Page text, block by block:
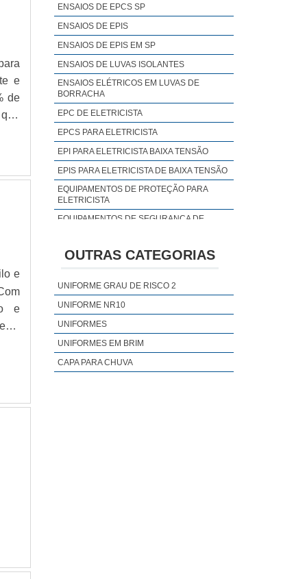
de
e
e
ENSAIOS DE EPCS SP
ENSAIOS DE EPIS
ENSAIOS DE EPIS EM SP
ENSAIOS DE LUVAS ISOLANTES
ENSAIOS ELÉTRICOS EM LUVAS DE
BORRACHA
EPC DE ELETRICISTA
EPCS PARA ELETRICISTA
EPI PARA ELETRICISTA BAIXA TENSÃO
EPIS PARA ELETRICISTA DE BAIXA TENSÃO
EQUIPAMENTOS DE PROTEÇÃO PARA
ELETRICISTA
EQUIPAMENTOS DE SEGURANÇA DE
EQUIPAMENTOS DE SEGURANÇA PARA
ELETRICISTA
LUVA DE ALTA TENSÃO 17000V
LUVA DE BAIXA TENSÃO 500V
LUVA DE BORRACHA CLASSE 2
LUVA DE ELETRICISTA ALTA TENSÃO
LUVA DE PROTEÇÃO ALTA TENSÃO
OUTRAS CATEGORIAS
UNIFORME GRAU DE RISCO 2
UNIFORME NR10
UNIFORMES
UNIFORMES EM BRIM
CAPA PARA CHUVA